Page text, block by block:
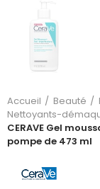
Accueil Beauté
Nettoyants-
CERAVE Gel
pompe de 473 ml